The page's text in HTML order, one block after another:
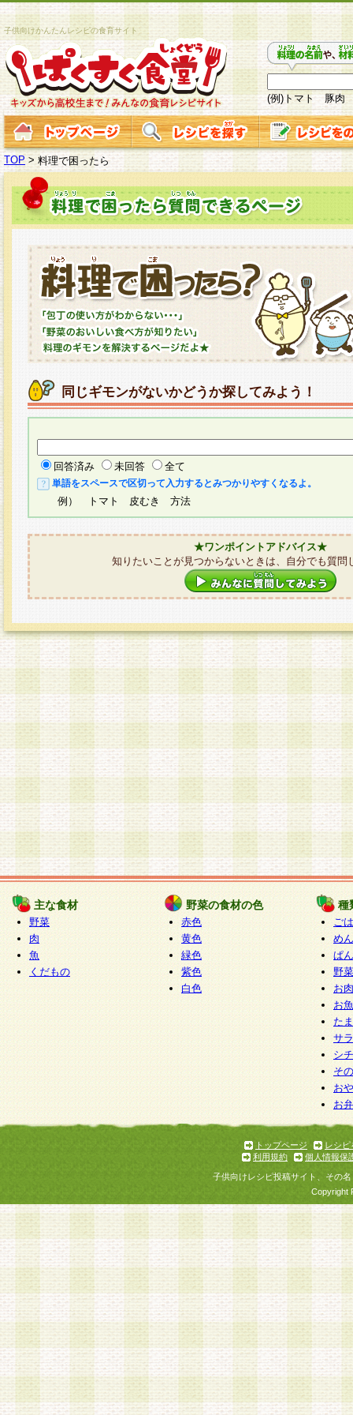
子供向けかんたんレシピの食育サイト
(例)トマト 豚肉
TOP >料理で困ったら
同じギモンがないかどうか探してみよう！
回答済み 未回答 全て
単語をスペースで区切って入力するとみつかりやすくなるよ。
例） トマト 皮むき 方法
★ワンポイントアドバイス★
知りたいことが見つからないときは、自分でも質問
主な食材
野菜
肉
魚
くだもの
野菜の食材の色
赤色
黄色
緑色
紫色
白色
種
ご
めん
ぱん
野
お
お
た
サ
シ
そ
お
お
トップページ
レシピ
利用規約
個人情報保
子供向けレシピ投稿サイト、その
Copyright